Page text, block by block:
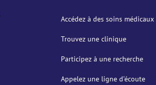
Accédez à des soins médicaux
Trouvez une clinique
Participez à une recherche
Appelez une ligne d’écoute